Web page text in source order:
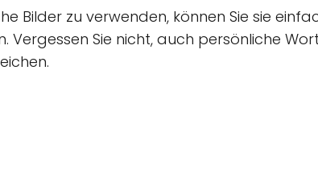
Bilder zu verwenden, können Sie sie
Vergessen Sie nicht, auch persönliche